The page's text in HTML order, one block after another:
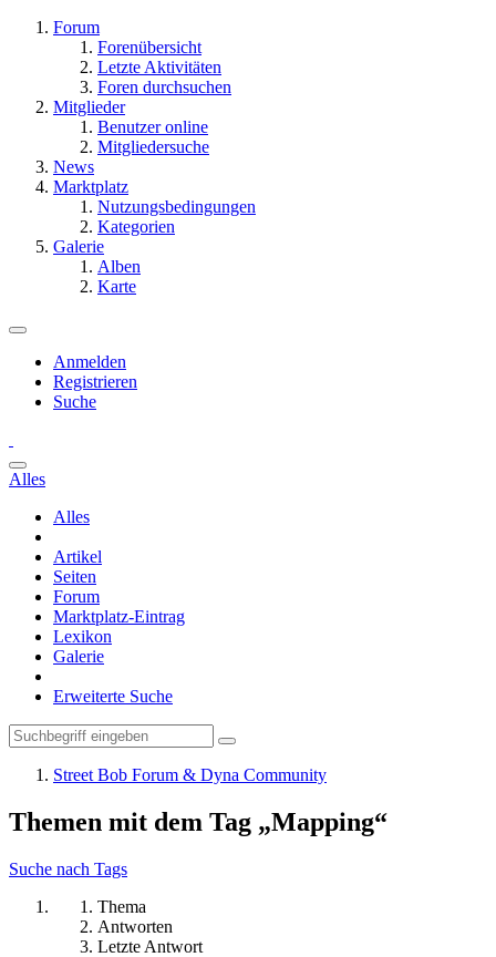
Forum
Forenübersicht
Letzte Aktivitäten
Foren durchsuchen
Mitglieder
Benutzer online
Mitgliedersuche
News
Marktplatz
Nutzungsbedingungen
Kategorien
Galerie
Alben
Karte
Anmelden
Registrieren
Suche
Alles
Alles
Artikel
Seiten
Forum
Marktplatz-Eintrag
Lexikon
Galerie
Erweiterte Suche
Street Bob Forum & Dyna Community
Themen mit dem Tag „Mapping“
Suche nach Tags
Thema
Antworten
Letzte Antwort